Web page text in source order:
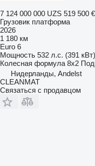
7 124 000 000 UZS 519 500 €
Грузовик платформа
2026
1 180 км
Euro 6
Мощность 532 л.с. (391 кВт)
Колесная формула 8x2
Нидерланды, Andelst
CLEANMAT
Связаться с продавцом